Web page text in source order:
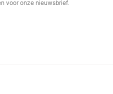
voor onze nieuwsbrief.